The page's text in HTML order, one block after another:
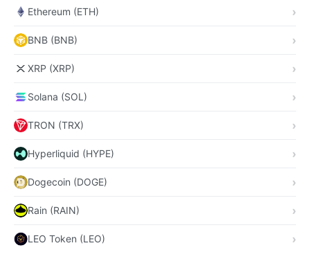
Ethereum (ETH)
BNB (BNB)
XRP (XRP)
Solana (SOL)
TRON (TRX)
Hyperliquid (HYPE)
Dogecoin (DOGE)
Rain (RAIN)
LEO Token (LEO)